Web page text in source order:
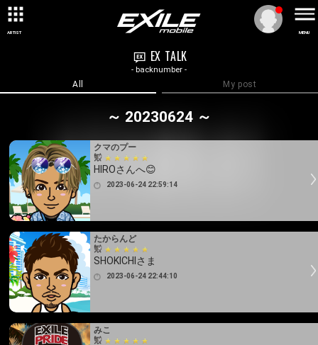
ARTIST MENU
EX TALK
- backnumber -
All My post
～ 20230624 ～
クマのプー
HIROさんへ😊
2023-06-24 22:59:14
たからんど
SHOKICHIさま
2023-06-24 22:44:10
みこ